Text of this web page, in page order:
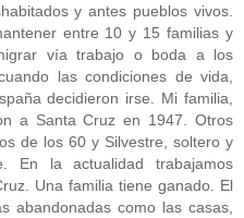
y antes pueblos vivos.
entre 10 y 15 familias y
vía trabajo o boda a los
las condiciones de vida,
decidieron irse. Mi familia,
a Santa Cruz en 1947. Otros
de los 60 y Silvestre, soltero y
En la actualidad trabajamos
Una familia tiene ganado. El
abandonadas como las casas,